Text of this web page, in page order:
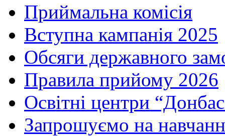
Приймальна комісія
Вступна кампанія 2025
Обсяги державного
Правила прийому 2026
Освітні центри
Запрошуємо на